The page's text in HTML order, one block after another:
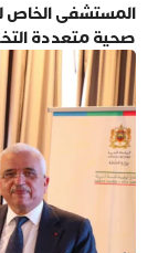
المستشفى الخاص
صحية متعددة